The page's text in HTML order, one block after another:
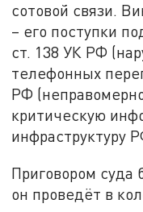
сотовой связи.
– его поступки
ст. 138 УК РФ
телефонных
РФ
критическую
инфраструктуру
Приговором суда
он проведёт в